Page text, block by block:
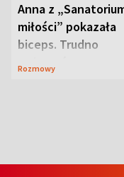
Anna z
miłości” pokazała
biceps. Trudno
uwierzyć, co
Rozmowy